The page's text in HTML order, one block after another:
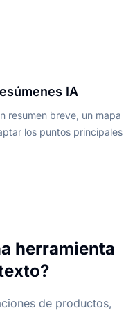
IA
resumen breve, un mapa
los puntos principales
herramienta
de productos,